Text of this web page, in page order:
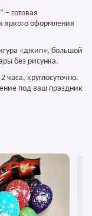
готовая
яркого оформления
«джип», большой
без рисунка.
круглосуточно.
под ваш праздник